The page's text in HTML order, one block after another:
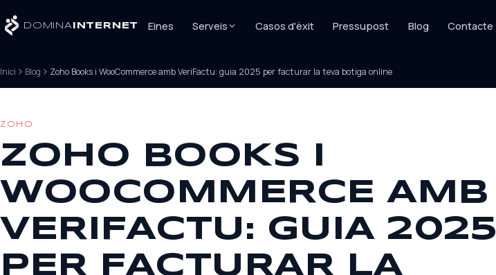
DOMINA INTERNET Eines Serveis Casos d'èxit Pressupost Blog Contacte
Inici Blog Zoho Books i WooCommerce amb VeriFactu: guia 2025 per facturar la teva botiga online
ZOHO
ZOHO BOOKS I
WOOCOMMERCE AMB
VERIFACTU: GUIA 2025
PER FACTURAR LA